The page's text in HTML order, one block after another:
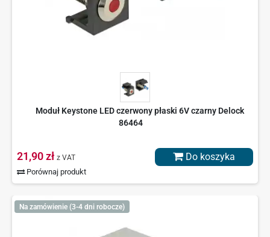
Moduł Keystone LED czerwony płaski 6V czarny Delock
86464
21,90 zł z VAT
Porównaj produkt
Do koszyka
Na zamówienie (3-4 dni robocze)